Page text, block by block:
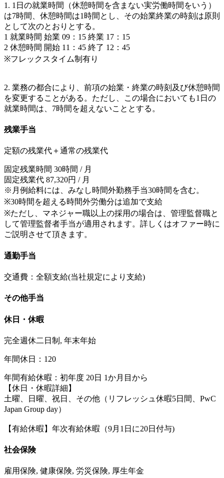
1. 1日の就業時間（休憩時間を含まない実労働時間をいう）
は7時間、休憩時間は1時間とし、その始業終業の時刻は原則
として次のとおりとする。
1 就業時間 始業 09：15 終業 17：15
2 休憩時間 開始 11：45 終了 12：45
※フレックスタイム制有り
2. 業務の都合により、前項の始業・終業の時刻及び休憩時間
を変更することがある。ただし、この場合においても1日の
就業時間は、7時間を超えないこととする。
残業手当
定額の残業代＋通常の残業代
固定残業時間 30時間 / 月
固定残業代 87,320円 / 月
※月例給料には、みなし時間外勤務手当30時間を含む。
※30時間を超える時間外労働分は追加で支給
※ただし、マネジャー職以上の採用の場合は、管理監督職と
して管理監督者手当が適用されます。詳しくはオファー時に
ご説明させて頂きます。
通勤手当
交通費：全額支給(当社規定により支給)
その他手当
休日・休暇
完全週休二日制, 年末年始
年間休日：120
年間有給休暇：初年度 20日 1か月目から
【休日・休暇詳細】
土曜、日曜、祝日、その他（リフレッシュ休暇5日間、PwC
Japan Group day）
【有給休暇】年次有給休暇（9月1日に20日付与)
社会保険
雇用保険, 健康保険, 労災保険, 厚生年金